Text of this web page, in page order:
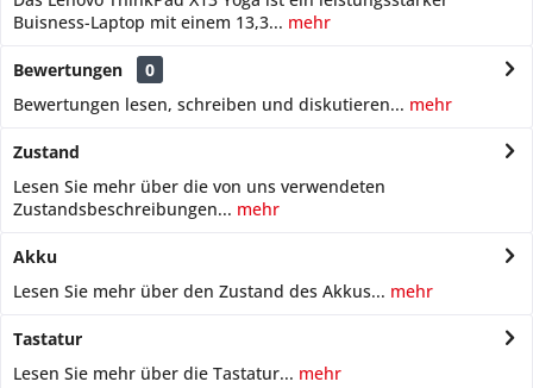
Buisness-Laptop mit einem 13,3... mehr
Bewertungen
0
Bewertungen lesen, schreiben und diskutieren... mehr
Zustand
Lesen Sie mehr über die von uns verwendeten
Zustandsbeschreibungen... mehr
Akku
Lesen Sie mehr über den Zustand des Akkus... mehr
Tastatur
Lesen Sie mehr über die Tastatur... mehr